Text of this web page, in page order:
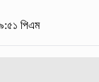
পিএম